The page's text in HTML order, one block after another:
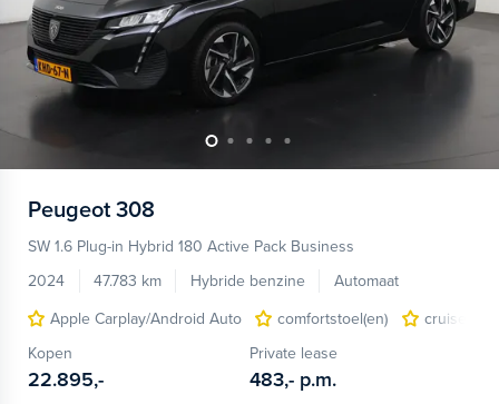
Peugeot 308
SW 1.6 Plug-in Hybrid 180 Active Pack Business
2024
47.783 km Hybride benzine
Automaat
Apple Carplay/Android Auto
comfortstoel(en)
cruise
Kopen
22.895,-
Private lease
483,- p.m.